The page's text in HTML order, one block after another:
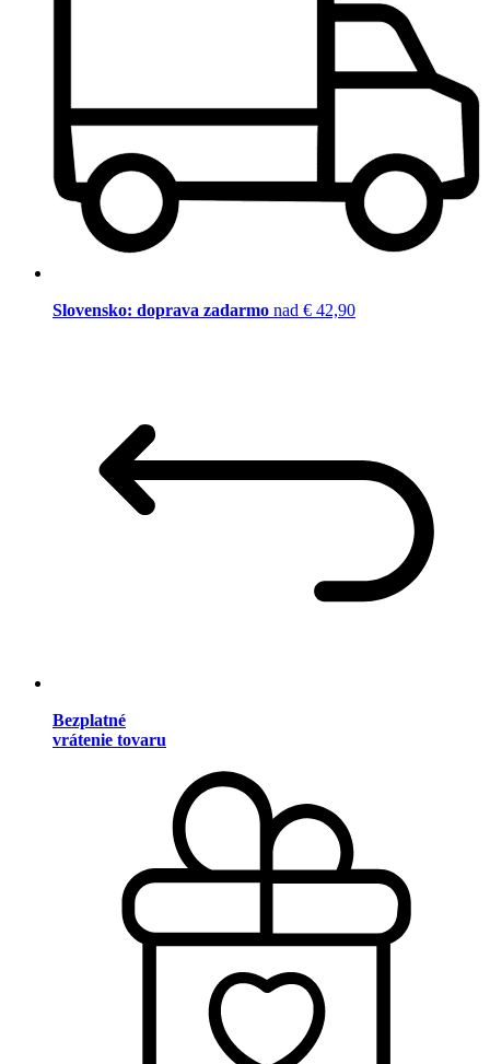
Slovensko: doprava zadarmo nad € 42,90
Bezplatné
vrátenie tovaru